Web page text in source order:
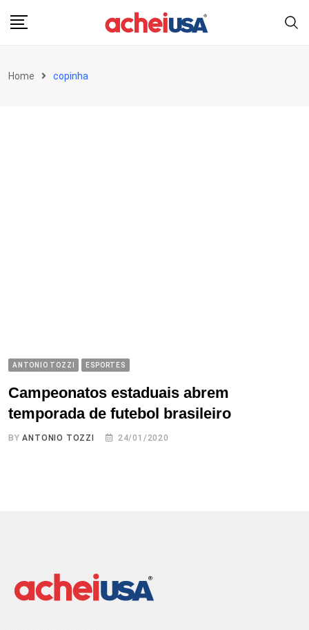
Home copinha
ANTONIO TOZZI ESPORTES
Campeonatos estaduais abrem
temporada de futebol brasileiro
BYANTONIO TOZZI 24/01/2020